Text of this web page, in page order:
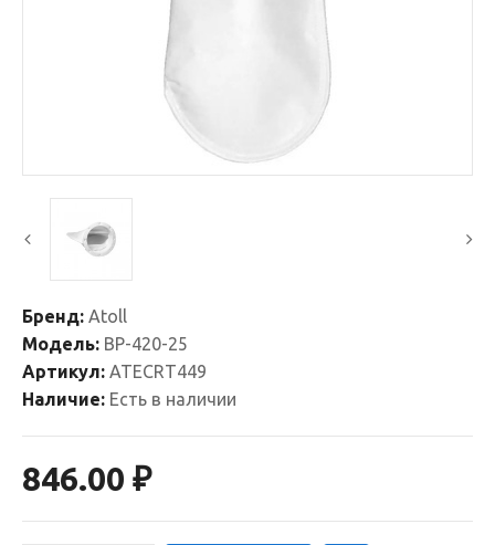
Бренд: Atoll
Модель: BP-420-25
Артикул: ATECRT449
Наличие: Есть в наличии
846.00 ₽